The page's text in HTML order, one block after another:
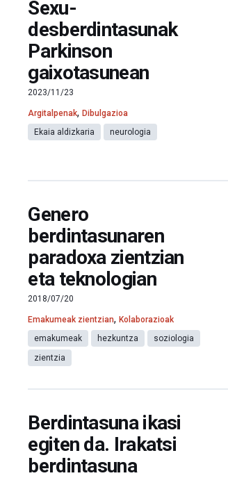
Sexu-
desberdintasunak
Parkinson
gaixotasunean
2023/11/23
Argitalpenak,Dibulgazioa
Ekaia aldizkaria
neurologia
Genero
berdintasunaren
paradoxa zientzian
eta teknologian
2018/07/20
Emakumeak zientzian,Kolaborazioak
emakumeak
hezkuntza
soziologia
zientzia
Berdintasuna ikasi
egiten da. Irakatsi
berdintasuna